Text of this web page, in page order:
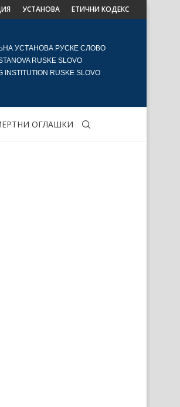
УСТАНОВА ЕТИЧНИ КОДЕКС
УСТАНОВА РУСКЕ СЛОВО
RUSKE SLOVO
INSTITUTION RUSKE SLOVO
ОГЛАШКИ